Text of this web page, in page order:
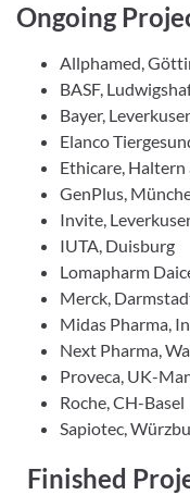
Ongoing
Allphamed,
BASF,
Bayer,
Elanco
Ethicare, Haltern
GenPlus,
Invite,
IUTA, Duisburg
Lomapharm
Merck,
Midas Pharma,
Next Pharma,
Proveca, UK-
Roche, CH-Basel
Sapiotec,
Finished